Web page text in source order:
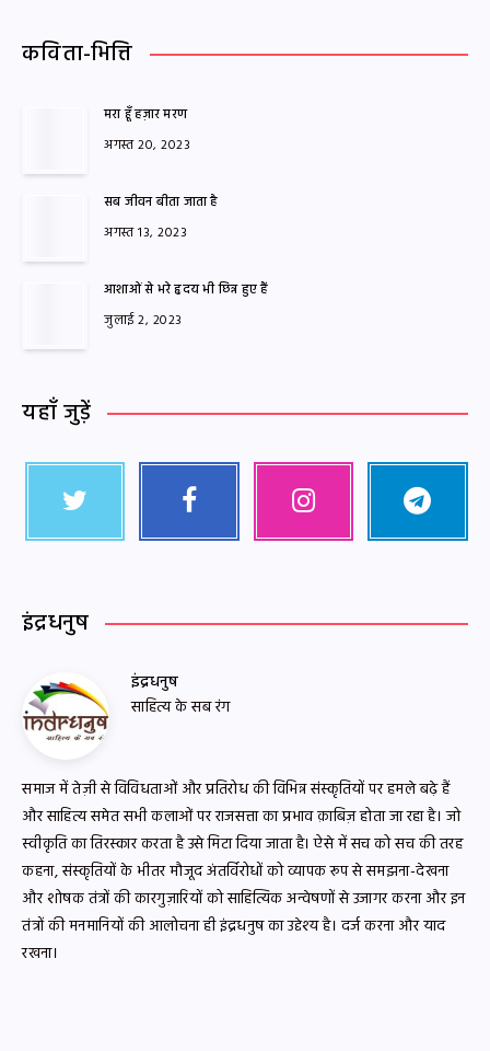
कविता-भित्ति
मरा हूँ हज़ार मरण
अगस्त 20, 2023
सब जीवन बीता जाता है
अगस्त 13, 2023
आशाओं से भरे हृदय भी छिन्न हुए हैं
जुलाई 2, 2023
यहाँ जुड़ें
इंद्रधनुष
इंद्रधनुष
साहित्य के सब रंग
समाज में तेज़ी से विविधताओं और प्रतिरोध की विभिन्न संस्कृतियों पर हमले बढ़े हैं
और साहित्य समेत सभी कलाओं पर राजसत्ता का प्रभाव क़ाबिज़ होता जा रहा है। जो
स्वीकृति का तिरस्कार करता है उसे मिटा दिया जाता है। ऐसे में सच को सच की तरह
कहना, संस्कृतियों के भीतर मौजूद अंतर्विरोधों को व्यापक रूप से समझना-देखना
और शोषक तंत्रों की कारगुज़ारियों को साहित्यिक अन्वेषणों से उजागर करना और इन
तंत्रों की मनमानियों की आलोचना ही इंद्रधनुष का उद्देश्य है। दर्ज करना और याद
रखना।